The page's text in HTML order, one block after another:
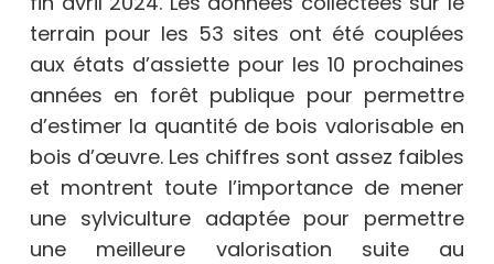
terrain pour les 53 sites ont été couplées
aux états d’assiette pour les 10 prochaines
années en forêt publique pour permettre
d’estimer la quantité de bois valorisable en
bois d’œuvre. Les chiffres sont assez faibles
et montrent toute l’importance de mener
une sylviculture adaptée pour permettre
une meilleure valorisation suite au